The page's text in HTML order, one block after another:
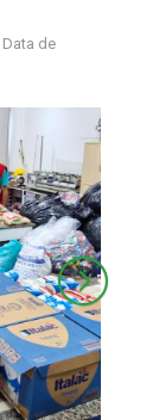
Data de